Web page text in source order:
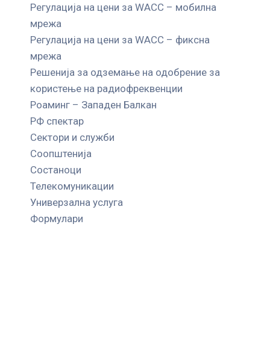
Регулација на цени за WACC – мобилна
мрежа
Регулација на цени за WACC – фиксна
мрежа
Решенија за одземање на одобрение за
користење на радиофреквенции
Роаминг – Западен Балкан
РФ спектар
Сектори и служби
Соопштенија
Состаноци
Телекомуникации
Универзална услуга
Формулари